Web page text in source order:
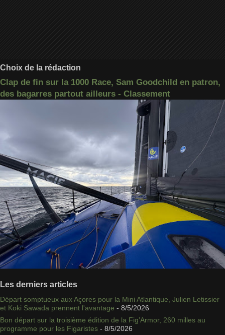
Choix de la rédaction
Clap de fin sur la 1000 Race, Sam Goodchild en patron,
des bagarres partout ailleurs - Classement
Les derniers articles
Départ somptueux aux Açores pour la Mini Atlantique, Julien Letissier
et Koki Sawada prennent l'avantage - 8/5/2026
Bon départ sur la troisième édition de la Fig’Armor, 260 milles au
programme pour les Figaristes - 8/5/2026